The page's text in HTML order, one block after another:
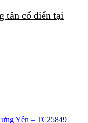
tân cổ điển tại